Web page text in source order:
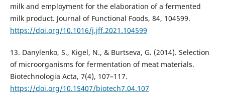
milk and employment for the elaboration of a fermented
milk product. Journal of Functional Foods, 84, 104599.
https://doi.org/10.1016/j.jff.2021.104599
13. Danylenko, S., Kigel, N., & Burtseva, G. (2014). Selection
of microorganisms for fermentation of meat materials.
Biotechnologia Acta, 7(4), 107–117.
https://doi.org/10.15407/biotech7.04.107